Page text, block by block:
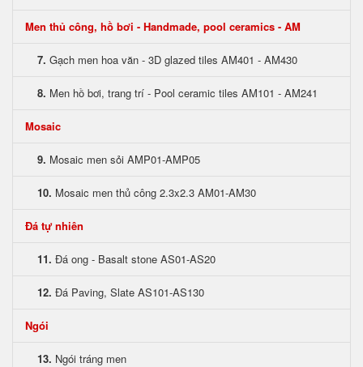
Men thủ công, hồ bơi - Handmade, pool ceramics - AM
7. Gạch men hoa văn - 3D glazed tiles AM401 - AM430
8. Men hồ bơi, trang trí - Pool ceramic tiles AM101 - AM241
Mosaic
9. Mosaic men sỏi AMP01-AMP05
10. Mosaic men thủ công 2.3x2.3 AM01-AM30
Đá tự nhiên
11. Đá ong - Basalt stone AS01-AS20
12. Đá Paving, Slate AS101-AS130
Ngói
13. Ngói tráng men